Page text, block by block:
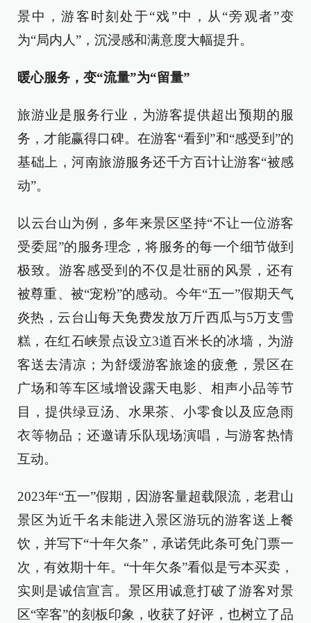
景中，游客时刻处于“戏”中，从“旁观者”变
为“局内人”，沉浸感和满意度大幅提升。
暖心服务，变“流量”为“留量”
旅游业是服务行业，为游客提供超出预期的服
务，才能赢得口碑。在游客“看到”和“感受到”的
基础上，河南旅游服务还千方百计让游客“被感
动”。
以云台山为例，多年来景区坚持“不让一位游客
受委屈”的服务理念，将服务的每一个细节做到
极致。游客感受到的不仅是壮丽的风景，还有
被尊重、被“宠粉”的感动。今年“五一”假期天气
炎热，云台山每天免费发放万斤西瓜与5万支雪
糕，在红石峡景点设立3道百米长的冰墙，为游
客送去清凉；为舒缓游客旅途的疲惫，景区在
广场和等车区域增设露天电影、相声小品等节
目，提供绿豆汤、水果茶、小零食以及应急雨
衣等物品；还邀请乐队现场演唱，与游客热情
互动。
2023年“五一”假期，因游客量超载限流，老君山
景区为近千名未能进入景区游玩的游客送上餐
饮，并写下“十年欠条”，承诺凭此条可免门票一
次，有效期十年。“十年欠条”看似是亏本买卖，
实则是诚信宣言。景区用诚意打破了游客对景
区“宰客”的刻板印象，收获了好评，也树立了品